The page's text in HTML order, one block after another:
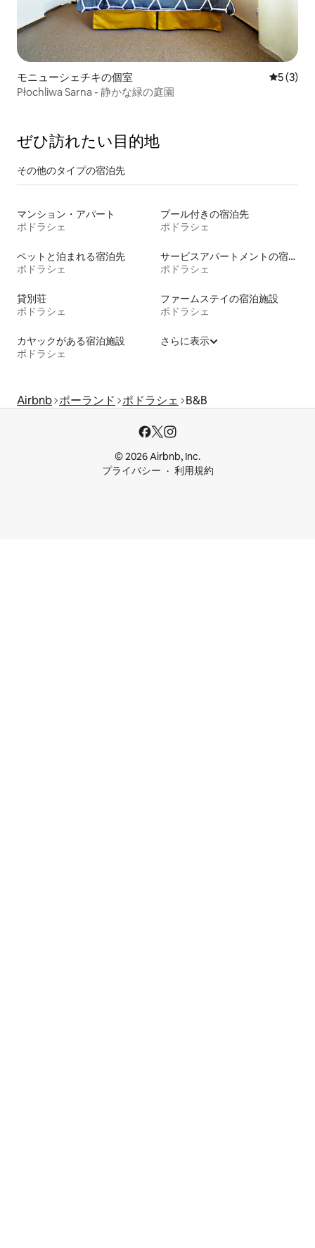
モニューシェチキの個室 レビュー
5 (3)
Płochliwa Sarna - 静かな緑の庭園
ぜひ訪⁠れ⁠た⁠い目⁠的⁠地
その他のタ⁠イ⁠プ⁠の宿⁠泊⁠先
マンション・アパート
ポドラシェ
プール付きの宿泊先
ポドラシェ
ペットと泊まれる宿泊先
ポドラシェ
サービスアパートメントの宿泊施設
ポドラシェ
貸別荘
ポドラシェ
ファームステイの宿泊施設
ポドラシェ
カヤックがある宿泊施設
ポドラシェ
さらに表示
Airbnb ポーランド ポドラシェ B&B
© 2026 Airbnb, Inc.
プライバシー
利用規約